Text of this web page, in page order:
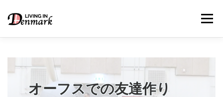
メニュー
LIFE TIPS – 生活便利帳 FOOD – ごはん事情
オーフスでの友達作り